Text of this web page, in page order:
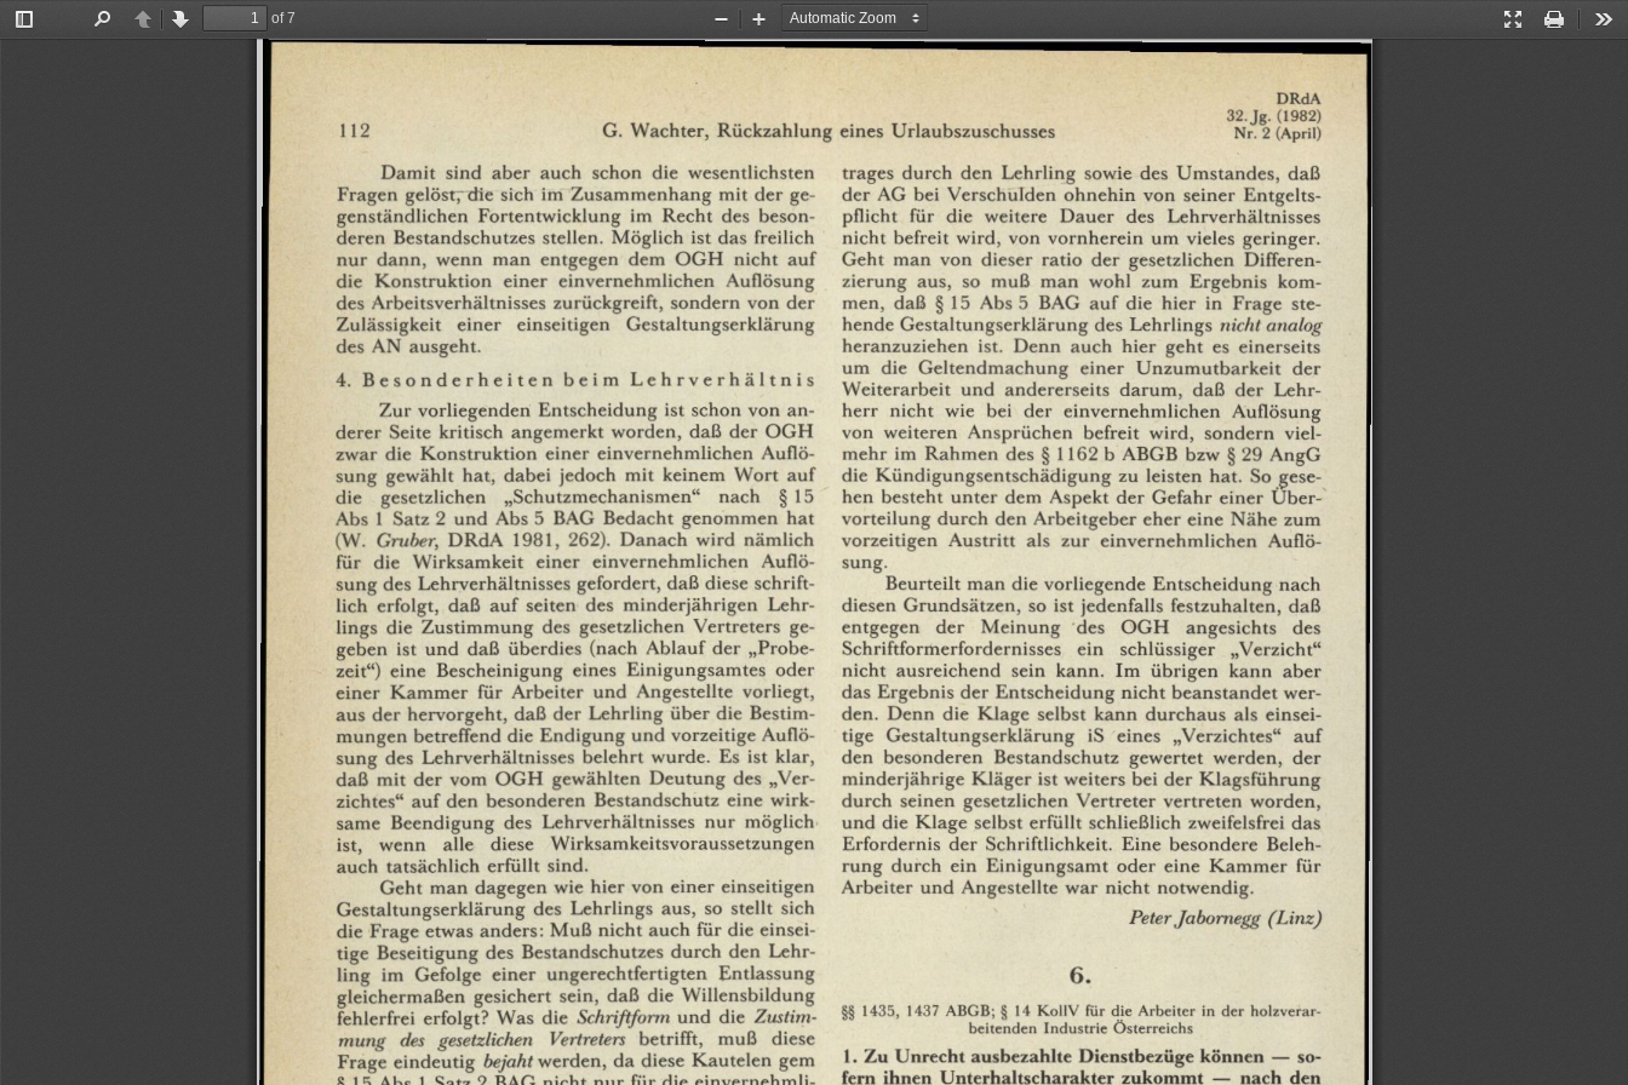
Toggle
PreviousNext
of 7
Presentation
Print
Zoom
Out
Zoom
In
112
Damit sind aber auch schon die wesentlichsten
Fragen gelöstrdie sich im Zusammenhang mit der ge¬
genständlichen Fortentwicklung im Recht des beson¬
deren Bestandschutzes stellen. Möglich ist das freilich
nur dann, wenn man entgegen dem OGH nicht auf
die Konstruktion einer einvernehmlichen Auflösung
des Arbeitsverhältnisses zurückgreift, sondern von der
Zulässigkeit
einer einseitigen
Gestaltungserklärung
des AN ausgeht.
4.
Besonderheiten beim Lehrverhältnis
Zur vorliegenden Entscheidung ist schon von an¬
derer Seite kritisch angemerkt worden, daß der OGH
zwar die Konstruktion einer einvernehmlichen Auflö¬
sung gewählt hat, dabei jedoch mit keinem Wort auf
die
gesetzlichen „Schutzmechanismen" nach § 15
Abs 1 Satz 2 und Abs 5 BAG Bedacht genommen hat
(W.
Gruber, DRdA 1981, 262). Danach wird nämlich
für
die Wirksamkeit einer einvernehmlichen
Auflö¬
sung des Lehrverhältnisses gefordert, daß diese schrift¬
lich erfolgt, daß auf Seiten des minderjährigen Lehr¬
lings die Zustimmung des gesetzlichen Vertreters ge¬
geben ist und daß überdies (nach Ablauf der „Probe¬
zeit") eine Bescheinigung eines Einigungsamtes oder
einer Kammer für Arbeiter und Angestellte vorliegt,
aus der hervorgeht, daß der Lehrling über die Bestim¬
mungen betreffend die Endigung und vorzeitige Auflö¬
sung des Lehrverhältnisses belehrt wurde. Es ist klar,
daß mit der vom OGH gewählten Deutung des „Ver¬
zichtes" auf den besonderen Bestandschutz eine wirk¬
same Beendigung des Lehrverhältnisses nur möglich
ist,
wenn alle diese
Wirksamkeitsvoraussetzungen
auch tatsächlich erfüllt sind.
Geht man dagegen wie hier von einer einseitigen
Gestaltungserklärung des Lehrlings aus, so stellt sich
die Frage etwas anders: Muß nicht auch für die einsei¬
tige Beseitigung des Bestandschutzes durch den Lehr¬
ling im Gefolge einer ungerechtfertigten Entlassung
gleichermaßen gesichert sein, daß die Willensbildung
fehlerfrei erfolgt? Was die Schriftform und die Zustim¬
mung
des gesetzlichen Vertreters betrifft, muß
diese
Frage eindeutig bejaht werden, da diese Kautelen gern
DRdA
32. Jg. (1982)
Nr. 2 (April)
träges durch den Lehrling sowie des Umstandes, daß
der AG bei Verschulden ohnehin von seiner Entgelts¬
pflicht
für die weitere Dauer des
Lehrverhältnisses
nicht befreit wird, von vornherein um vieles geringer.
Geht man von dieser ratio der gesetzlichen Differen¬
zierung aus, so muß man wohl zum Ergebnis kom¬
men,
daß § 15 Abs 5 BAG auf die hier in Frage ste¬
hende Gestaltungserklärung des Lehrlings nicht analog
heranzuziehen ist. Denn auch hier geht es einerseits
um die Geltendmachung einer Unzumutbarkeit der
Weiterarbeit und andererseits darum, daß der Lehr¬
herr nicht wie bei der einvernehmlichen
Auflösung
von weiteren Ansprüchen befreit wird, sondern viel¬
mehr im Rahmen des § 1162 b ABGB bzw § 29 AngG
die Kündigungsentschädigung zu leisten hat. So gese¬
hen besteht unter dem Aspekt der Gefahr einer Über¬
vorteilung durch den Arbeitgeber eher eine Nähe zum
vorzeitigen
Austritt als zur einvernehmlichen
Auflö¬
sung.
Beurteilt man die vorliegende Entscheidung nach
diesen Grundsätzen, so ist jedenfalls festzuhalten, daß
entgegen
der Meinung des OGH angesichts
des
Schriftformerfordernisses
ein schlüssiger
„Verzicht"
nicht ausreichend sein kann. Im übrigen kann aber
das Ergebnis der Entscheidung nicht beanstandet wer¬
den.
Denn die Klage selbst kann durchaus als einsei¬
tige Gestaltungserklärung iS eines „Verzichtes"
auf
den besonderen Bestandschutz gewertet werden,
der
minderjährige Kläger ist weiters bei der Klagsführung
durch seinen gesetzlichen Vertreter vertreten worden,
und die Klage selbst erfüllt schließlich zweifelsfrei das
Erfordernis der Schriftlichkeit. Eine besondere Beleh¬
rung durch ein Einigungsamt oder eine Kammer für
Arbeiter und Angestellte war nicht notwendig.
Peter Jabornegg (Linz)
6.
§§ 1435, 1437 ABGB; § 14 KollV für die Arbeiter in der holzverar¬
beitenden Industrie Österreichs
1. Zu Unrecht ausbezahlte Dienstbezüge können — so¬
fern ihnen Unterhaltscharakter zukommt — nach den
G. Wächter, Rückzahlung eines Urlaubszuschusses